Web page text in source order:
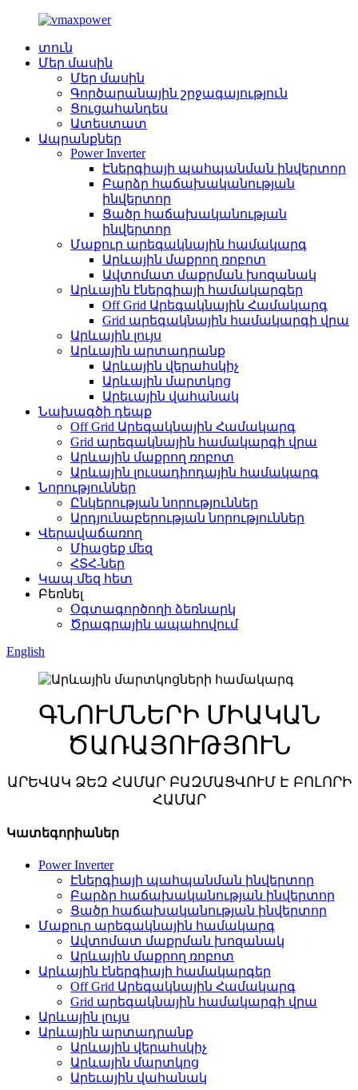
տուն
Մեր մասին
Մեր մասին
Գործարանային շրջագայություն
Ցուցահանդես
Ատեստատ
Ապրանքներ
Power Inverter
Էներգիայի պահպանման ինվերտոր
Բարձր հաճախականության
ինվերտոր
Ցածր հաճախականության
ինվերտոր
Մաքուր արեգակնային համակարգ
Արևային մաքրող ռոբոտ
Ավտոմատ մաքրման խոզանակ
Արևային էներգիայի համակարգեր
Off Grid Արեգակնային Համակարգ
Grid արեգակնային համակարգի վրա
Արևային լույս
Արևային արտադրանք
Արևային վերահսկիչ
Արևային մարտկոց
Արեւային վահանակ
Նախագծի դեպք
Off Grid Արեգակնային Համակարգ
Grid արեգակնային համակարգի վրա
Արևային մաքրող ռոբոտ
Արևային լուսադիոդային համակարգ
Նորություններ
Ընկերության նորություններ
Արդյունաբերության նորություններ
Վերավաճառող
Միացեք մեզ
ՀՏՀ-ներ
Կապ մեզ հետ
Բեռնել
Օգտագործողի ձեռնարկ
Ծրագրային ապահովում
English
ԳՆՈՒՄՆԵՐԻ ՄԻԱԿԱՆ
ԾԱՌԱՅՈՒԹՅՈՒՆ
ԱՐԵՎԱԿ ՁԵԶ ՀԱՄԱՐ ԲԱԶՄԱՑՎՈՒՄ Է ԲՈԼՈՐԻ
ՀԱՄԱՐ
Կատեգորիաներ
Power Inverter
Էներգիայի պահպանման ինվերտոր
Բարձր հաճախականության ինվերտոր
Ցածր հաճախականության ինվերտոր
Մաքուր արեգակնային համակարգ
Ավտոմատ մաքրման խոզանակ
Արևային մաքրող ռոբոտ
Արևային էներգիայի համակարգեր
Off Grid Արեգակնային Համակարգ
Grid արեգակնային համակարգի վրա
Արևային լույս
Արևային արտադրանք
Արևային վերահսկիչ
Արևային մարտկոց
Արեւային վահանակ